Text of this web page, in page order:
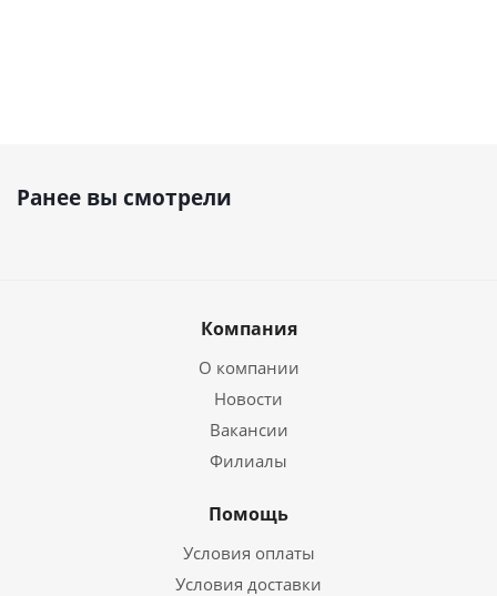
Ранее вы смотрели
Компания
О компании
Новости
Вакансии
Филиалы
Помощь
Условия оплаты
Условия доставки